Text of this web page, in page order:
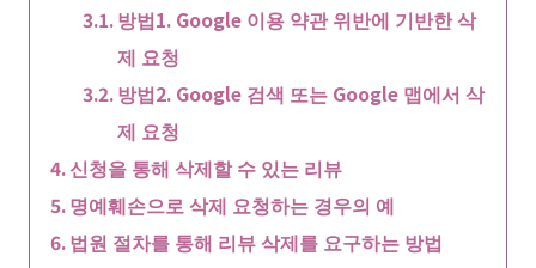
방법1. Google 이용 약관 위반에 기반한 삭
제 요청
방법2. Google 검색 또는 Google 맵에서 삭
제 요청
신청을 통해 삭제할 수 있는 리뷰
명예훼손으로 삭제 요청하는 경우의 예
법원 절차를 통해 리뷰 삭제를 요구하는 방법